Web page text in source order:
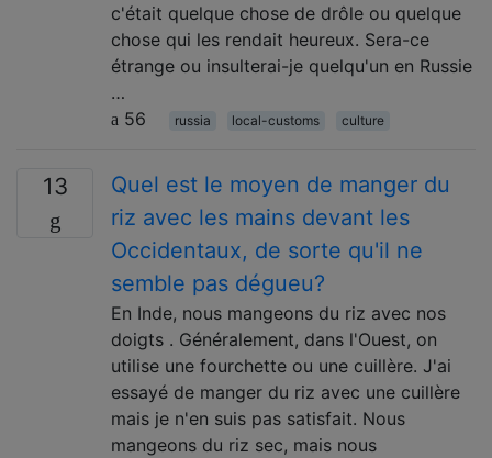
c'était quelque chose de drôle ou quelque
chose qui les rendait heureux. Sera-ce
étrange ou insulterai-je quelqu'un en Russie
…
56
russia local-customs culture
13
Quel est le moyen de manger du
riz avec les mains devant les
Occidentaux, de sorte qu'il ne
semble pas dégueu?
En Inde, nous mangeons du riz avec nos
doigts . Généralement, dans l'Ouest, on
utilise une fourchette ou une cuillère. J'ai
essayé de manger du riz avec une cuillère
mais je n'en suis pas satisfait. Nous
mangeons du riz sec, mais nous